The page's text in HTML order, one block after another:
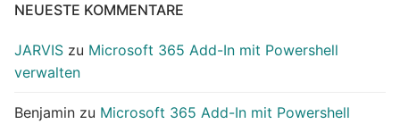
NEUESTE KOMMENTARE
JARVIS zu Microsoft 365 Add-In mit Powershell
verwalten
Benjamin zu Microsoft 365 Add-In mit Powershell